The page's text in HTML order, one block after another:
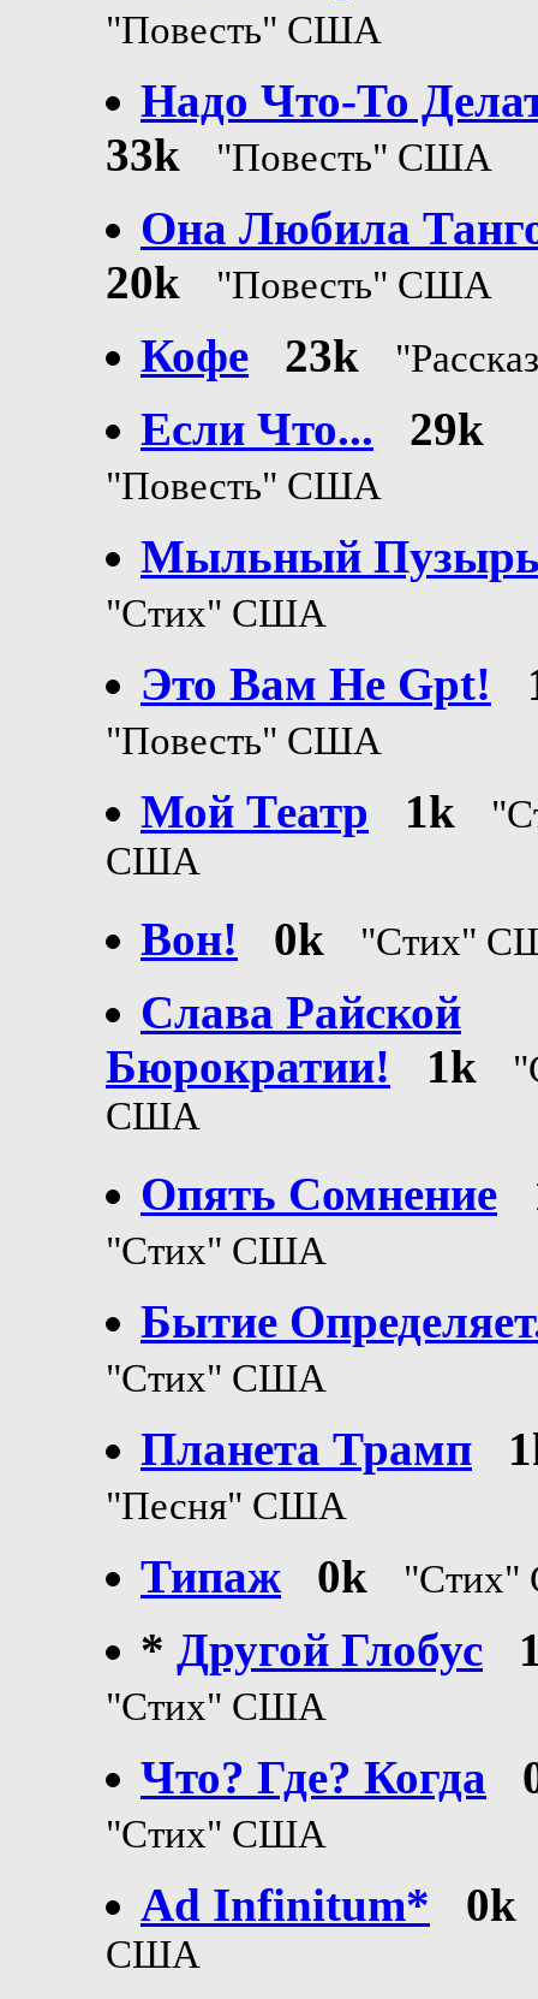
"Повесть" США
Надо Что-То
33k
"Повесть" США
Она Любила
20k
"Повесть" США
Кофе 23k
Если Что... 29k
"Повесть" США
Мыльный
"Стих" США
Это Вам Не Gpt!
"Повесть" США
Мой Театр 1k
США
Вон!
0k "Стих"
Слава Райской
Бюрократии!
1k
США
Опять Сомнение
"Стих" США
Бытие
"Стих" США
Планета Трамп
"Песня" США
Типаж 0k
* Другой Глобус
"Стих" США
Что? Где? Когда
"Стих" США
Ad Infinitum*
0k
США